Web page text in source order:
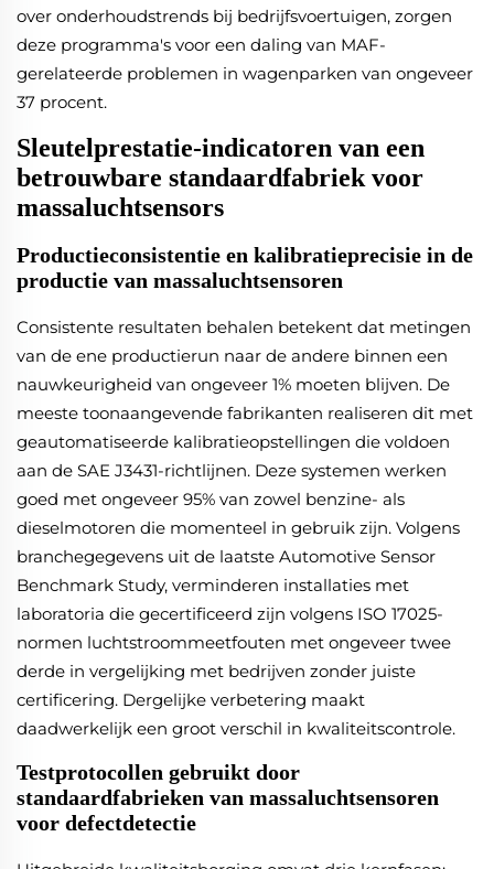
over onderhoudstrends bij bedrijfsvoertuigen, zorgen
deze programma's voor een daling van MAF-
gerelateerde problemen in wagenparken van ongeveer
37 procent.
Sleutelprestatie-indicatoren van een
betrouwbare standaardfabriek voor
massaluchtsensors
Productieconsistentie en kalibratieprecisie in de
productie van massaluchtsensoren
Consistente resultaten behalen betekent dat metingen
van de ene productierun naar de andere binnen een
nauwkeurigheid van ongeveer 1% moeten blijven. De
meeste toonaangevende fabrikanten realiseren dit met
geautomatiseerde kalibratieopstellingen die voldoen
aan de SAE J3431-richtlijnen. Deze systemen werken
goed met ongeveer 95% van zowel benzine- als
dieselmotoren die momenteel in gebruik zijn. Volgens
branchegegevens uit de laatste Automotive Sensor
Benchmark Study, verminderen installaties met
laboratoria die gecertificeerd zijn volgens ISO 17025-
normen luchtstroommeetfouten met ongeveer twee
derde in vergelijking met bedrijven zonder juiste
certificering. Dergelijke verbetering maakt
daadwerkelijk een groot verschil in kwaliteitscontrole.
Testprotocollen gebruikt door
standaardfabrieken van massaluchtsensoren
voor defectdetectie